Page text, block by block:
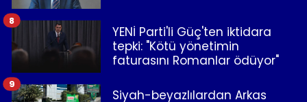
YENİ Parti'li Güç'ten iktidara
tepki: "Kötü yönetimin
faturasını Romanlar ödüyor"
8
Siyah-beyazlılardan Arkas
9